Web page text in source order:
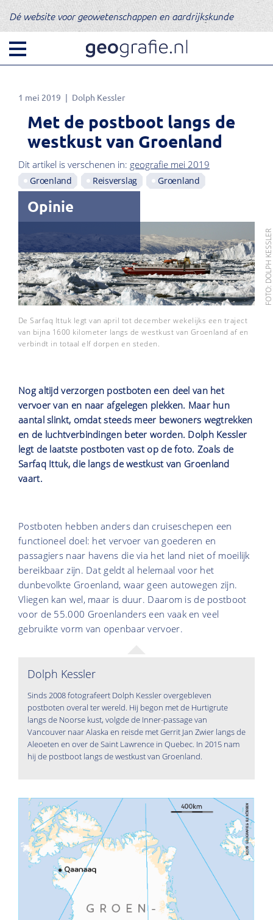
Dé website voor geowetenschappen en aardrijkskunde
1 mei 2019 Dolph Kessler
Met de postboot langs de
westkust van Groenland
Dit artikel is verschenen in: geografie mei 2019
Groenland Reisverslag Groenland
Opinie
FOTO: DOLPH KESSLER
De Sarfaq Ittuk legt van april tot december wekelijks een traject
van bijna 1600 kilometer langs de westkust van Groenland af en
verbindt in totaal elf dorpen en steden.
Nog altijd verzorgen postboten een deel van het
vervoer van en naar afgelegen plekken. Maar hun
aantal slinkt, omdat steeds meer bewoners wegtrekken
en de luchtverbindingen beter worden. Dolph Kessler
legt de laatste postboten vast op de foto. Zoals de
Sarfaq Ittuk, die langs de westkust van Groenland
vaart.
Postboten hebben anders dan cruiseschepen een
functioneel doel: het vervoer van goederen en
passagiers naar havens die via het land niet of moeilijk
bereikbaar zijn. Dat geldt al helemaal voor het
dunbevolkte Groenland, waar geen autowegen zijn.
Vliegen kan wel, maar is duur. Daarom is de postboot
voor de 55.000 Groenlanders een vaak en veel
gebruikte vorm van openbaar vervoer.
Dolph Kessler
Sinds 2008 fotografeert Dolph Kessler overgebleven
postboten overal ter wereld. Hij begon met de Hurtigrute
langs de Noorse kust, volgde de Inner-passage van
Vancouver naar Alaska en reisde met Gerrit Jan Zwier langs de
Aleoeten en over de Saint Lawrence in Quebec. In 2015 nam
hij de postboot langs de westkust van Groenland.